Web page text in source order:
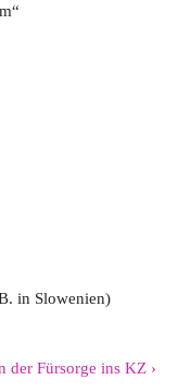
in Slowenien)
der Fürsorge ins KZ ›